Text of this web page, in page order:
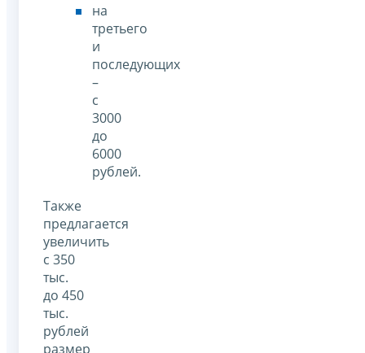
на
третьего
и
последующих
–
с
3000
до
6000
рублей.
Также
предлагается
увеличить
с 350
тыс.
до 450
тыс.
рублей
размер